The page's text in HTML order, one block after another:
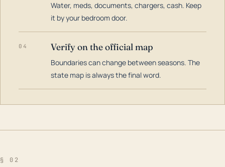
Water, meds, documents, chargers, cash. Keep
it by your bedroom door.
04 Verify on the official map
Boundaries can change between seasons. The
state map is always the final word.
§ 02